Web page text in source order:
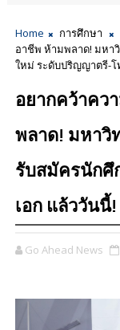
Home การศึกษา
อาชีพ ห้ามพลาด! มหา
ใหม่ ระดับปริญญาตรี-โ
อยากคว้าคว
พลาด! มหาวิ
รับสมัครนักศึ
เอก แล้ววันนี้!
Go Ahead News